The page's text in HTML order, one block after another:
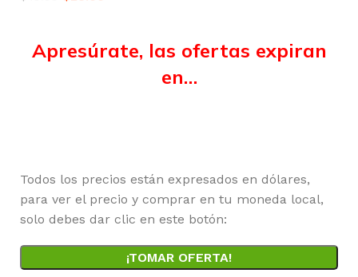
Apresúrate, las ofertas expiran
en…
Todos los precios están expresados en dólares,
para ver el precio y comprar en tu moneda local,
solo debes dar clic en este botón:
¡TOMAR OFERTA!